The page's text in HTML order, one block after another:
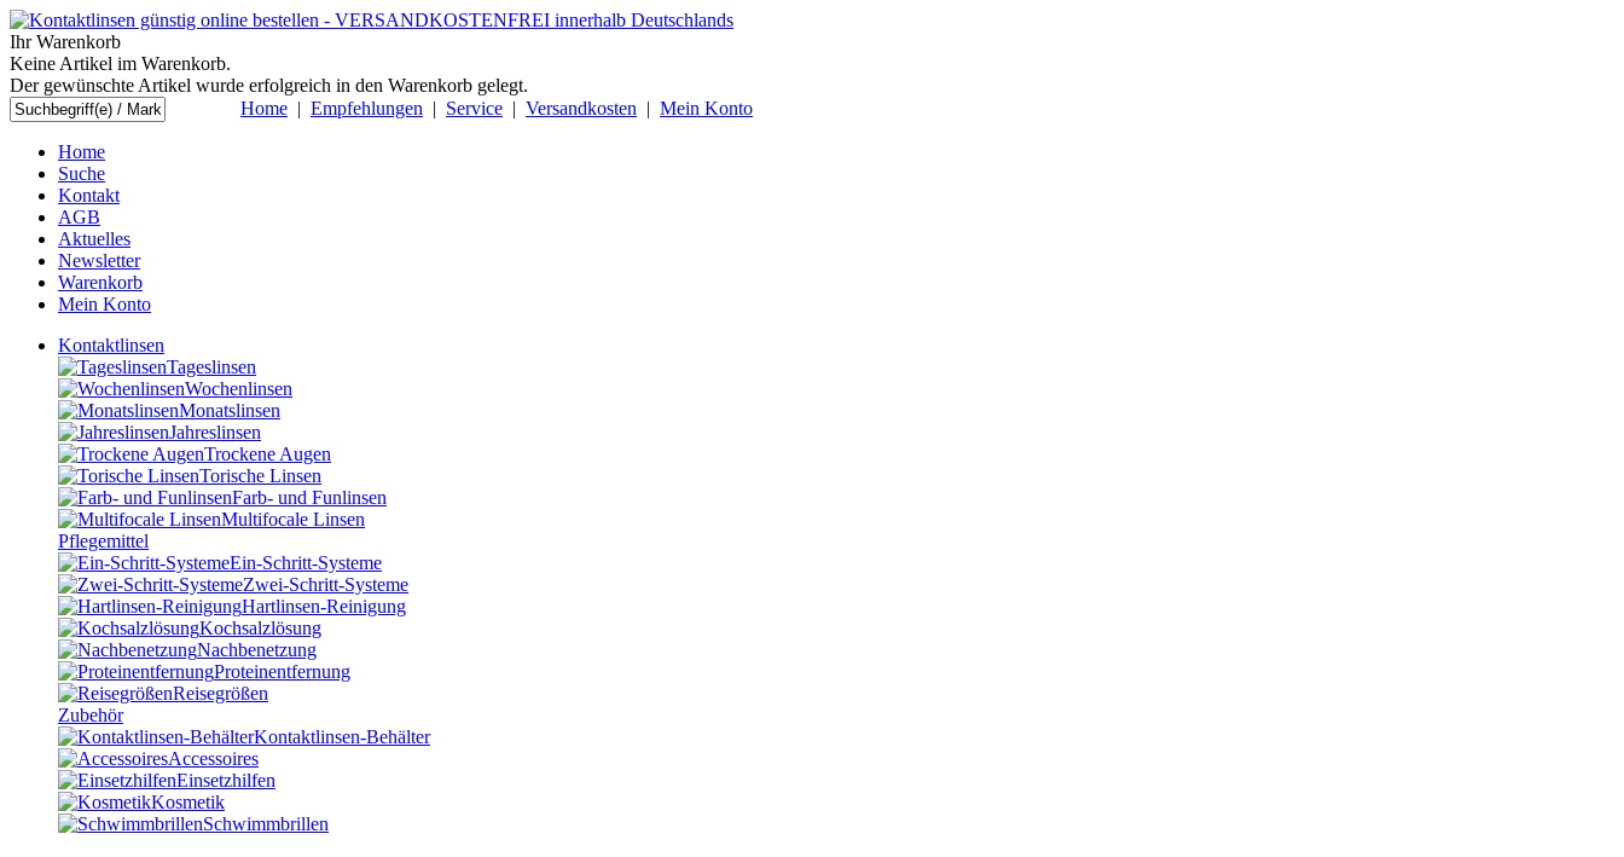
Ihr Warenkorb
Keine Artikel im Warenkorb.
Der gewünschte Artikel wurde erfolgreich in den Warenkorb gelegt.
Home | Empfehlungen | Service | Versandkosten | Mein Konto
Home
Suche
Kontakt
AGB
Aktuelles
Newsletter
Warenkorb
Mein Konto
Kontaktlinsen
Tageslinsen
Wochenlinsen
Monatslinsen
Jahreslinsen
Trockene Augen
Torische Linsen
Farb- und Funlinsen
Multifocale Linsen
Pflegemittel
Ein-Schritt-Systeme
Zwei-Schritt-Systeme
Hartlinsen-Reinigung
Kochsalzlösung
Nachbenetzung
Proteinentfernung
Reisegrößen
Zubehör
Kontaktlinsen-Behälter
Accessoires
Einsetzhilfen
Kosmetik
Schwimmbrillen